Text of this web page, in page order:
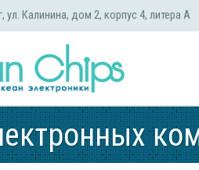
ул. Калинина, дом 2, корпус 4, литера А